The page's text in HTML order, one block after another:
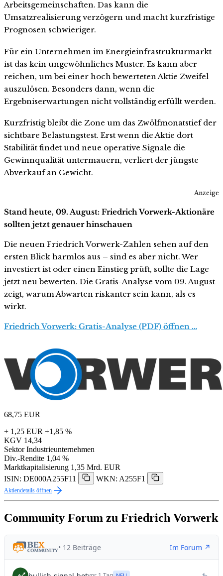
Arbeitsgemeinschaften. Das kann die
Umsatzrealisierung verzögern und macht kurzfristige
Prognosen schwieriger.
Für ein Unternehmen im Energieinfrastrukturmarkt
ist das kein ungewöhnliches Muster. Es kann aber
reichen, um bei einer hoch bewerteten Aktie Zweifel
auszulösen. Besonders dann, wenn die
Ergebniserwartungen nicht vollständig erfüllt werden.
Kurzfristig bleibt die Zone um das Zwölfmonatstief der
sichtbare Belastungstest. Erst wenn die Aktie dort
Stabilität findet und neue operative Signale die
Gewinnqualität untermauern, verliert der jüngste
Abverkauf an Gewicht.
Anzeige
Stand heute, 09. August: Friedrich Vorwerk-Aktionäre
sollten jetzt genauer hinschauen
Die neuen Friedrich Vorwerk-Zahlen sehen auf den
ersten Blick harmlos aus – sind es aber nicht. Wer
investiert ist oder einen Einstieg prüft, sollte die Lage
jetzt neu bewerten. Die Gratis-Analyse vom 09. August
zeigt, warum Abwarten riskanter sein kann, als es
wirkt.
Friedrich Vorwerk: Gratis-Analyse (PDF) öffnen …
68,75 EUR
+ 1,25 EUR +1,85 %
KGV 14,34
Sektor Industrieunternehmen
Div.-Rendite 1,04 %
Marktkapitalisierung 1,35 Mrd. EUR
ISIN: DE000A255F11
WKN: A255F1
Aktiendetails öffnen
Community Forum zu Friedrich Vorwerk